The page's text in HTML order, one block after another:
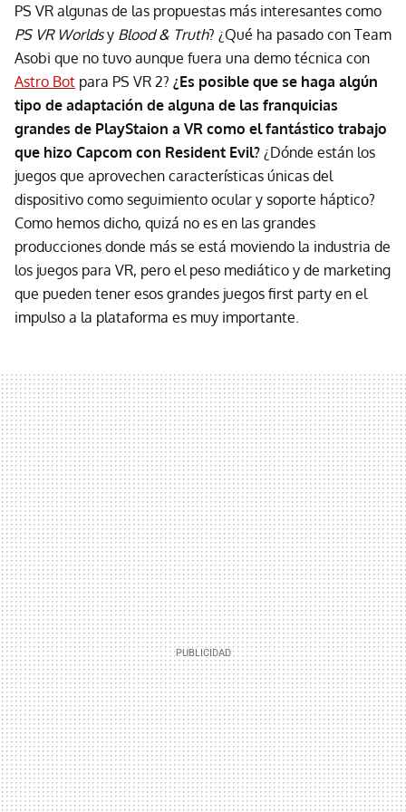
PS VR algunas de las propuestas más interesantes como
PS VR Worldsy Blood & Truth? ¿Qué ha pasado con Team
Asobi que no tuvo aunque fuera una demo técnica con
Astro Bot para PS VR 2? ¿Es posible que se haga algún
tipo de adaptación de alguna de las franquicias
grandes de PlayStaion a VR como el fantástico trabajo
que hizo Capcom con Resident Evil? ¿Dónde están los
juegos que aprovechen características únicas del
dispositivo como seguimiento ocular y soporte háptico?
Como hemos dicho, quizá no es en las grandes
producciones donde más se está moviendo la industria de
los juegos para VR, pero el peso mediático y de marketing
que pueden tener esos grandes juegos first party en el
impulso a la plataforma es muy importante.